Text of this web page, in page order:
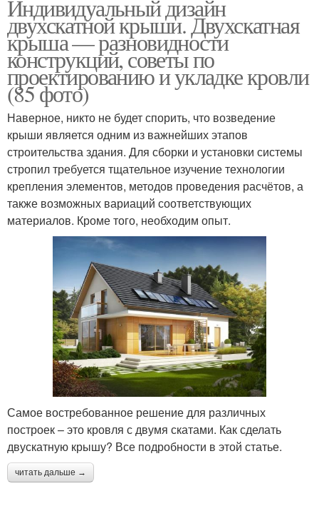
Индивидуальный дизайн
двухскатной крыши. Двухскатная
крыша — разновидности
конструкций, советы по
проектированию и укладке кровли
(85 фото)
Наверное, никто не будет спорить, что возведение
крыши является одним из важнейших этапов
строительства здания. Для сборки и установки системы
стропил требуется тщательное изучение технологии
крепления элементов, методов проведения расчётов, а
также возможных вариаций соответствующих
материалов. Кроме того, необходим опыт.
Самое востребованное решение для различных
построек – это кровля с двумя скатами. Как сделать
двускатную крышу? Все подробности в этой статье.
читать дальше →